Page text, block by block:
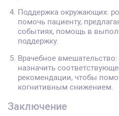
Поддержка окружающих:
помочь пациенту,
событиях, помощь в
поддержку.
Врачебное
назначить
рекомендации, чтобы
когнитивным снижением.
Заключение